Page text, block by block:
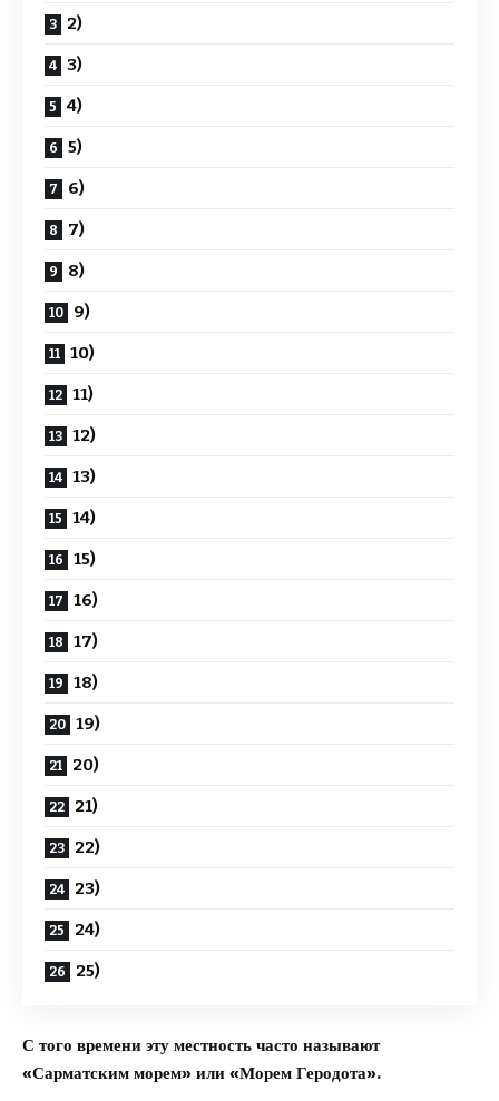
2)
3)
4)
5)
6)
7)
8)
9)
10)
11)
12)
13)
14)
15)
16)
17)
18)
19)
20)
21)
22)
23)
24)
25)
С того времени эту местность часто называют
«Сарматским морем» или «Морем Геродота».